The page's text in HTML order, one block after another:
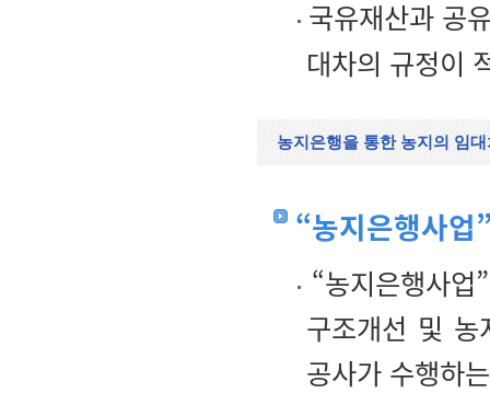
국유재산과 공
대차의 규정이
농지은행을 통한 농지의 임대
“농지은행사업
“농지은행사
구조개선 및 농
공사가 수행하